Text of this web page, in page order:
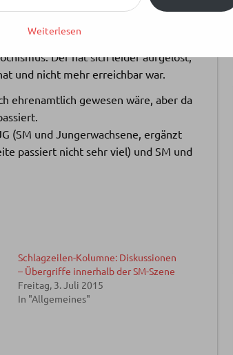
Der hat sich leider aufgelöst,
und nicht mehr erreichbar war.
ehrenamtlich gewesen wäre, aber da
(SM und Jungerwachsene, ergänzt
passiert nicht sehr viel) und SM und
Schlagzeilen-Kolumne: Diskussionen
– Übergriffe innerhalb der SM-Szene
Freitag, 3. Juli 2015
In "Allgemeines"
Weiterlesen